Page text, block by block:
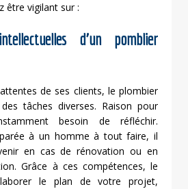
être vigilant sur :
d’un pomblier
de ses clients, le plombier
tâches diverses. Raison pour
besoin de réfléchir.
à un homme à tout faire, il
en cas de rénovation ou en
Grâce à ces compétences, le
le plan de votre projet,